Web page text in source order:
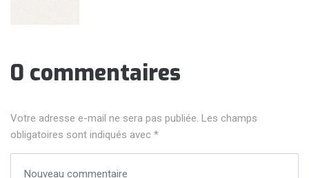
0 commentaires
Votre adresse e-mail ne sera pas publiée. Les champs
obligatoires sont indiqués avec *